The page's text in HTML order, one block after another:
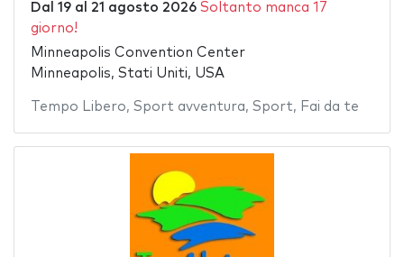
Dal 19al 21 agosto 2026 Soltanto manca 17
giorno!
Minneapolis Convention Center
Minneapolis, Stati Uniti, USA
Tempo Libero, Sport avventura, Sport, Fai da te